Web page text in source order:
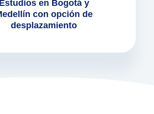
Estudios en Bogotá y
con opción de
desplazamiento